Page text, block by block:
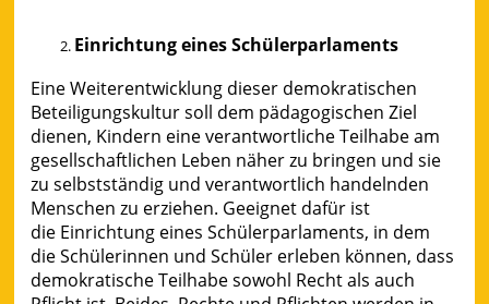
Einrichtung eines Schülerparlaments
Eine Weiterentwicklung dieser demokratischen
Beteiligungskultur soll dem pädagogischen Ziel
dienen, Kindern eine verantwortliche Teilhabe am
gesellschaftlichen Leben näher zu bringen und sie
zu selbstständig und verantwortlich handelnden
Menschen zu erziehen. Geeignet dafür ist
die Einrichtung eines Schülerparlaments, in dem
die Schülerinnen und Schüler erleben können, dass
demokratische Teilhabe sowohl Recht als auch